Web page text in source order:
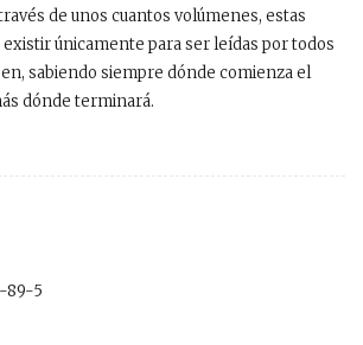
de unos cuantos volúmenes, estas
únicamente para ser leídas por todos
sabiendo siempre dónde comienza el
dónde terminará.
89-5